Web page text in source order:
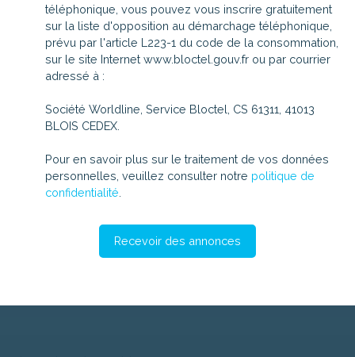
téléphonique, vous pouvez vous inscrire gratuitement
sur la liste d'opposition au démarchage téléphonique,
prévu par l'article L223-1 du code de la consommation,
sur le site Internet www.bloctel.gouv.fr ou par courrier
adressé à :
Société Worldline, Service Bloctel, CS 61311, 41013
BLOIS CEDEX.
Pour en savoir plus sur le traitement de vos données
personnelles, veuillez consulter notre politique de
confidentialité
Recevoir des annonces